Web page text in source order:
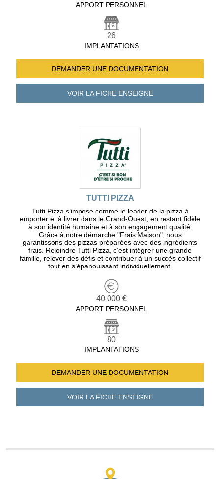
APPORT PERSONNEL
26
IMPLANTATIONS
DEMANDER UNE DOCUMENTATION
VOIR LA FICHEENSEIGNE
TUTTI PIZZA
Tutti Pizza s’impose comme le leader de la pizza à
emporter et à livrer dans le Grand-Ouest, en restant fidèle
à son identité humaine et à son engagement qualité.
Grâce à notre démarche "Frais Maison", nous
garantissons des pizzas préparées avec des ingrédients
frais. Rejoindre Tutti Pizza, c’est intégrer une grande
famille, relever des défis et contribuer à un succès collectif
tout en s’épanouissant individuellement.
40 000 €
APPORT PERSONNEL
80
IMPLANTATIONS
DEMANDER UNE DOCUMENTATION
VOIR LA FICHEENSEIGNE